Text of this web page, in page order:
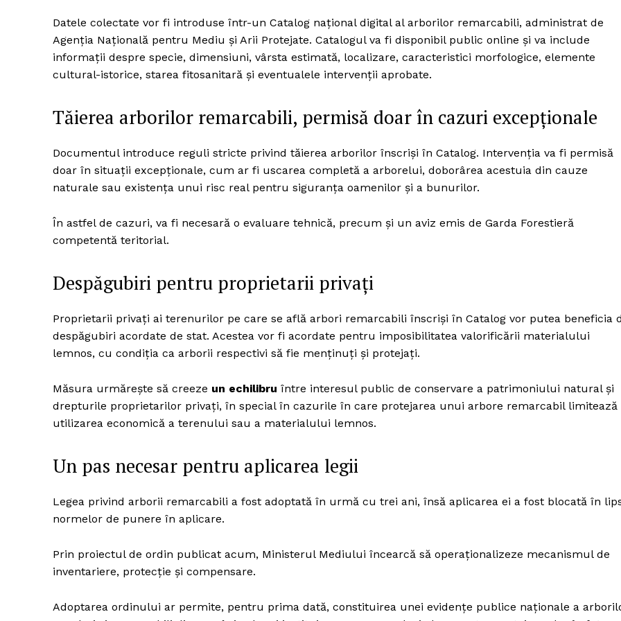
Datele colectate vor fi introduse într-un Catalog național digital al arborilor remarcabili, administrat de
Agenția Națională pentru Mediu și Arii Protejate. Catalogul va fi disponibil public online și va include
informații despre specie, dimensiuni, vârsta estimată, localizare, caracteristici morfologice, elemente
cultural-istorice, starea fitosanitară și eventualele intervenții aprobate.
Tăierea arborilor remarcabili, permisă doar în cazuri excepționale
Documentul introduce reguli stricte privind tăierea arborilor înscriși în Catalog. Intervenția va fi permisă
doar în situații excepționale, cum ar fi uscarea completă a arborelui, doborârea acestuia din cauze
naturale sau existența unui risc real pentru siguranța oamenilor și a bunurilor.
În astfel de cazuri, va fi necesară o evaluare tehnică, precum și un aviz emis de Garda Forestieră
competentă teritorial.
Despăgubiri pentru proprietarii privați
Proprietarii privați ai terenurilor pe care se află arbori remarcabili înscriși în Catalog vor putea beneficia
despăgubiri acordate de stat. Acestea vor fi acordate pentru imposibilitatea valorificării materialului
lemnos, cu condiția ca arborii respectivi să fie menținuți și protejați.
Măsura urmărește să creeze un echilibru între interesul public de conservare a patrimoniului natural și
drepturile proprietarilor privați, în special în cazurile în care protejarea unui arbore remarcabil limitează
utilizarea economică a terenului sau a materialului lemnos.
Un pas necesar pentru aplicarea legii
Legea privind arborii remarcabili a fost adoptată în urmă cu trei ani, însă aplicarea ei a fost blocată în
normelor de punere în aplicare.
Prin proiectul de ordin publicat acum, Ministerul Mediului încearcă să operaționalizeze mecanismul de
inventariere, protecție și compensare.
Adoptarea ordinului ar permite, pentru prima dată, constituirea unei evidențe publice naționale a